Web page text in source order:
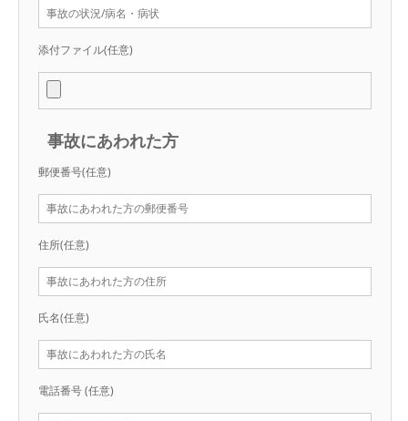
添付ファイル(任意)
事故にあわれた方
郵便番号(任意)
住所(任意)
氏名(任意)
電話番号(任意)